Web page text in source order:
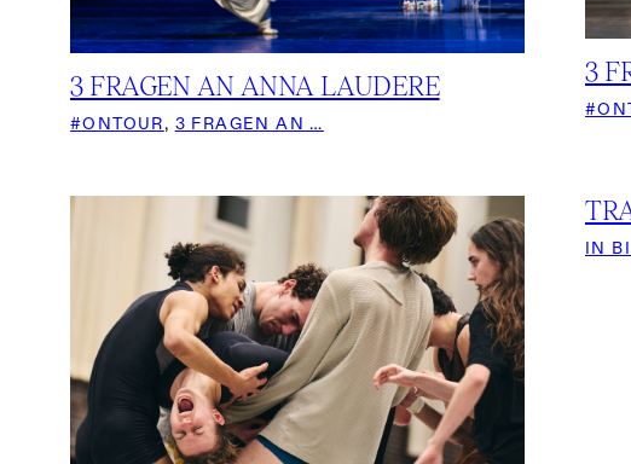
3 FRAGEN AN ANNA LAUDERE
#ONTOUR, 3 FRAGEN AN …
3
IN